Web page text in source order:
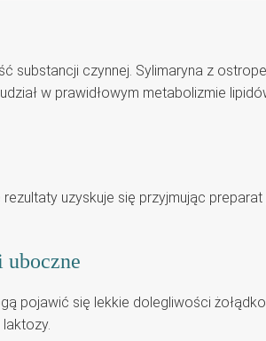
substancji czynnej. Sylimaryna z
w prawidłowym metabolizmie
uzyskuje się przyjmując
pojawić się lekkie dolegliwości